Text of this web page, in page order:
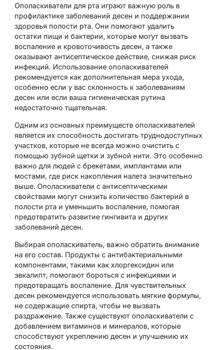
Ополаскиватели для рта играют важную роль в
профилактике заболеваний десен и поддержании
здоровья полости рта. Они помогают удалить
остатки пищи и бактерии, которые могут вызвать
воспаление и кровоточивость десен, а также
оказывают антисептическое действие, снижая риск
инфекций. Использование ополаскивателей
рекомендуется как дополнительная мера ухода,
особенно если у вас склонность к заболеваниям
десен или если ваша гигиеническая рутина
недостаточно тщательная.
Одним из основных преимуществ ополаскивателей
является их способность достигать труднодоступных
участков, которые не всегда можно очистить с
помощью зубной щетки и зубной нити. Это особенно
важно для людей с брекетами, имплантами или
мостами, где риск накопления налета значительно
выше. Ополаскиватели с антисептическими
свойствами могут снизить количество бактерий в
полости рта и уменьшить воспаление, помогая
предотвратить развитие гингивита и других
заболеваний десен.
Выбирая ополаскиватель, важно обратить внимание
на его состав. Продукты с антибактериальными
компонентами, такими как хлоргексидин или
эвкалипт, помогают бороться с инфекциями и
предотвращать воспаление. Для чувствительных
десен рекомендуется использовать мягкие формулы,
не содержащие спирта, чтобы не вызвать
раздражение. Также существуют ополаскиватели с
добавлением витаминов и минералов, которые
способствуют укреплению десен и улучшению их
состояния.